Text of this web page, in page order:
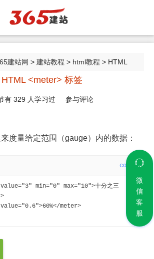
建站网 > 建站教程 > html教程 > HTML
HTML <meter> 标签
有 329 人学习过 参与评论
度量给定范围（gauge）内的数据：
code
min="0" max="10">十分之三
meter>
微
信
客
服